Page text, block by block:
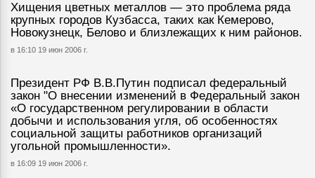
Хищения цветных металлов — это проблема ряда
крупных городов Кузбасса, таких как Кемерово,
Новокузнецк, Белово и близлежащих к ним районов.
в 16:10 19 июн 2006 г.
Президент РФ В.В.Путин подписал федеральный
закон "О внесении изменений в Федеральный закон
«О государственном регулировании в области
добычи и использования угля, об особенностях
социальной защиты работников организаций
угольной промышленности».
в 16:09 19 июн 2006 г.